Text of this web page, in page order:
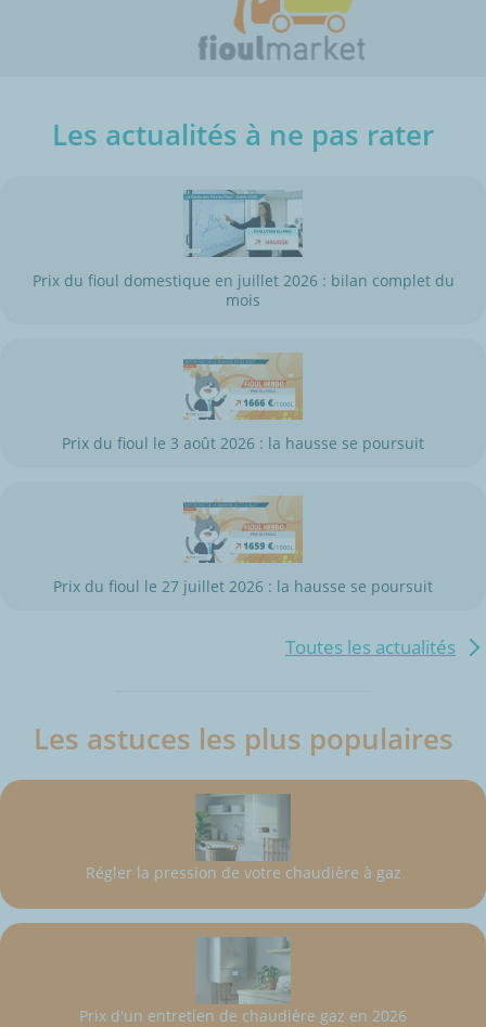
Les actualités à ne pas rater
Prix du fioul domestique en juillet 2026 : bilan complet du
mois
Prix du fioul le 3 août 2026 : la hausse se poursuit
Prix du fioul le 27 juillet 2026 : la hausse se poursuit
Toutes les actualités
Les astuces les plus populaires
Régler la pression de votre chaudière à gaz
Prix d'un entretien de chaudière gaz en 2026